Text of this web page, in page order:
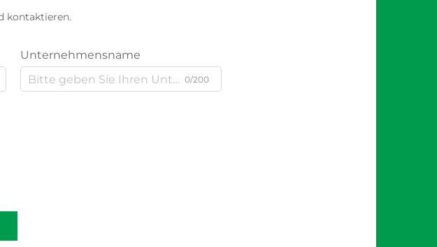
kontaktieren.
Unternehmensname
0/200